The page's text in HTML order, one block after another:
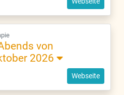
von
2026
Webseite